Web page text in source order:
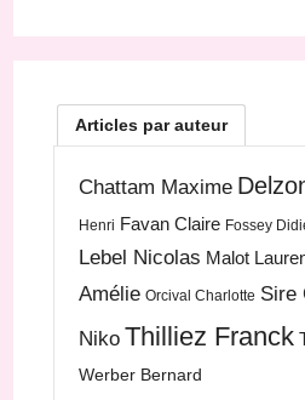
Articles par auteur
Chattam Maxime
Henri Favan Claire Fossey
Lebel Nicolas Malot
Amélie Orcival Charlotte Sire
Niko Thilliez Franck
Werber Bernard